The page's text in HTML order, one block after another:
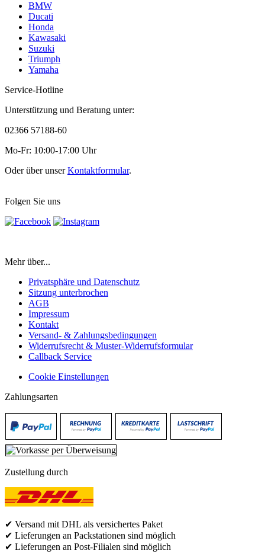
BMW
Ducati
Honda
Kawasaki
Suzuki
Triumph
Yamaha
Service-Hotline
Unterstützung und Beratung unter:
02366 57188-60
Mo-Fr: 10:00-17:00 Uhr
Oder über unserKontaktformular.
Folgen Sie uns
Mehr über...
Privatsphäre und Datenschutz
Sitzung unterbrochen
AGB
Impressum
Kontakt
Versand- & Zahlungsbedingungen
Widerrufsrecht & Muster-Widerrufsformular
Callback Service
Cookie Einstellungen
Zahlungsarten
Zustellung durch
✔ Versand mit DHL als versichertes Paket
✔ Lieferungen an Packstationen sind möglich
✔ Lieferungen an Post-Filialen sind möglich